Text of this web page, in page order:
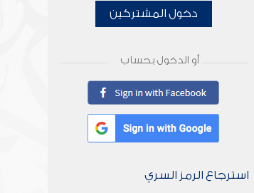
دخول المشتركين
أو الدخول بحساب
استرجاع الرمز السري